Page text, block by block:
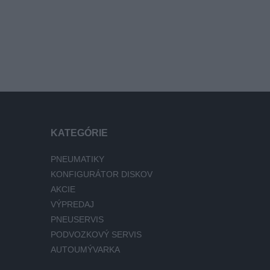
KATEGÓRIE
PNEUMATIKY
KONFIGURÁTOR DISKOV
AKCIE
VÝPREDAJ
PNEUSERVIS
PODVOZKOVÝ SERVIS
AUTOUMÝVARKA